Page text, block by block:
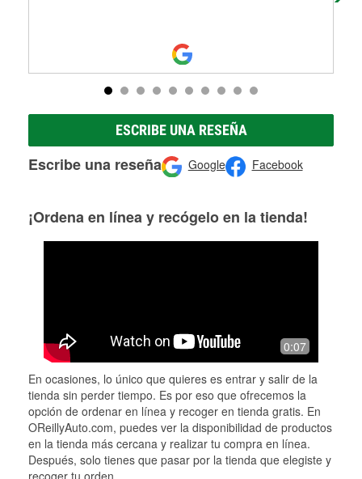
ESCRIBE UNA RESEÑA
Escribe una reseña Google Facebook
¡Ordena en línea y recógelo en la tienda!
0:07
En ocasiones, lo único que quieres es entrar y salir de la
tienda sin perder tiempo. Es por eso que ofrecemos la
opción de ordenar en línea y recoger en tienda gratis. En
OReillyAuto.com, puedes ver la disponibilidad de productos
en la tienda más cercana y realizar tu compra en línea.
Después, solo tienes que pasar por la tienda que elegiste y
recoger tu orden.